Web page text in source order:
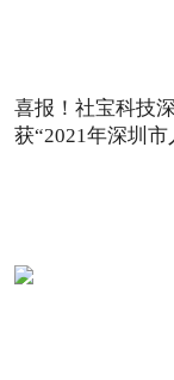
喜报！社宝科技
获“2021年深圳